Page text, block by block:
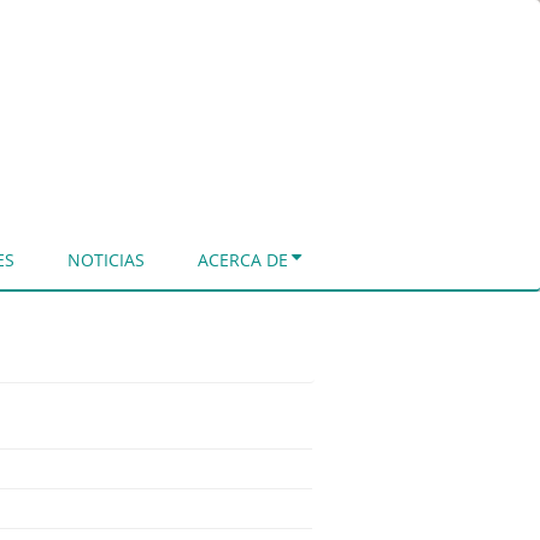
NOTICIAS ACERCA DE